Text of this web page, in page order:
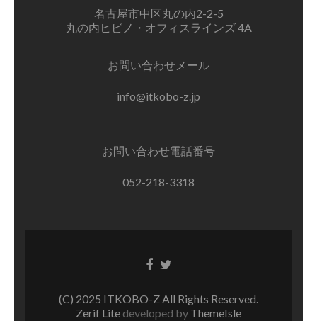
名古屋市中区丸の内2-2-5
丸の内ヒビノ・オフィスラインズ 4A
お問い合わせメール
info@itkobo-z.jp
お問い合わせ電話番号
052-218-3318
Facebook
ク
Twitter
ク
(C) 2025 ITKOBO-Z All Rights Reserved.
Zerif Lite developed by ThemeIsle